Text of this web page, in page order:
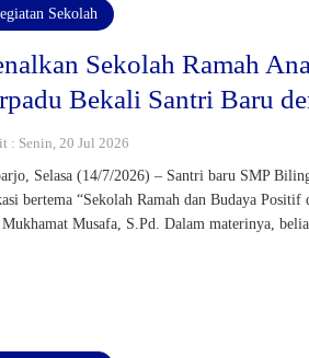
Sekolah
Sekolah Ramah
Bekali Santri Baru
: Senin, 20 Jul 2026
Selasa (14/7/2026) – Santri baru SMP
bertema “Sekolah Ramah dan Budaya
Musafa, S.Pd. Dalam materinya,